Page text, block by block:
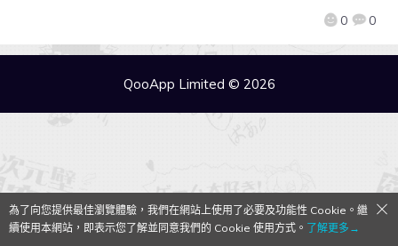
0 0
QooApp Limited © 2026
為了向您提供最佳瀏覽體驗，我們在網站上使用了必要及功能性 Cookie。繼
續使用本網站，即表示您了解並同意我們的 Cookie 使用方式。 了解更多→